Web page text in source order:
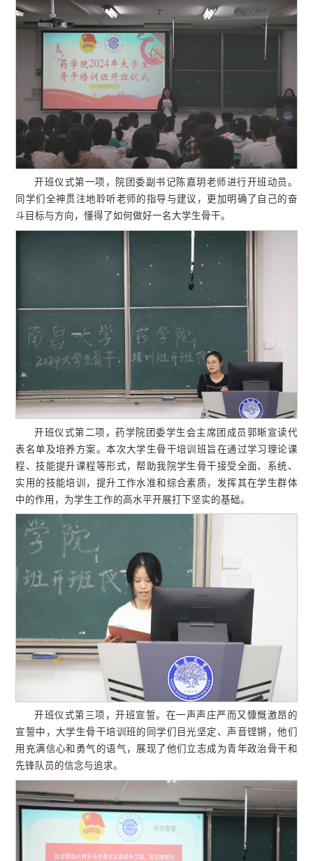
开班仪式第一项，院团委副书记陈嘉玥老师进行开班动员。
同学们全神贯注地聆听老师的指导与建议，更加明确了自己的奋
斗目标与方向，懂得了如何做好一名大学生骨干。
开班仪式第二项，药学院团委学生会主席团成员郭晰宣读代
表名单及培养方案。本次大学生骨干培训班旨在通过学习理论课
程、技能提升课程等形式，帮助我院学生骨干接受全面、系统、
实用的技能培训，提升工作水准和综合素质，发挥其在学生群体
中的作用，为学生工作的高水平开展打下坚实的基础。
开班仪式第三项，开班宣誓。在一声声庄严而又慷慨激昂的
宣誓中，大学生骨干培训班的同学们目光坚定、声音铿锵，他们
用充满信心和勇气的语气，展现了他们立志成为青年政治骨干和
先锋队员的信念与追求。